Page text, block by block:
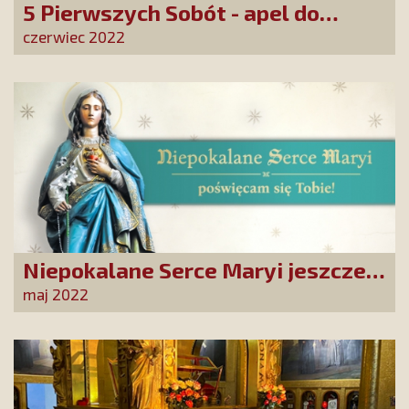
5 Pierwszych Sobót - apel do
papieża
czerwiec 2022
Niepokalane Serce Maryi jeszcze
bardziej obecne w polskich,
katolickich domach
maj 2022